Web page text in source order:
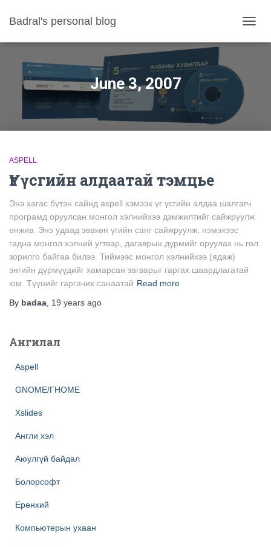
Badral's personal blog
June 3, 2007
ASPELL
Үг үсгийн алдаатай тэмцье
Энэ хагас бүтэн сайнд aspell хэмээх үг үсгийн алдаа шалгагч
програмд оруулсан монгол хэлнийхээ дэмжилтийг сайжруулж
өнжив. Энэ удаад зөвхөн үгийн санг сайжруулж, нэмэхээс
гадна монгол хэлний угтвар, дагаврын дүрмийг оруулах нь гол
зорилго байгаа билээ. Тиймээс монгол хэлнийхээ (ядаж)
энгийн дүрмүүдийг хамарсан загварыг гаргах шаардлагатай
юм. Түүнийг гаргачих санаатай Read more
By badaa 19 years ago
Ангилал
Aspell
GNOME/ГНОМЕ
Xslides
Англи хэл
Аюулгүй байдал
Болорсофт
Ерөнхий
Компьютерын ухаан